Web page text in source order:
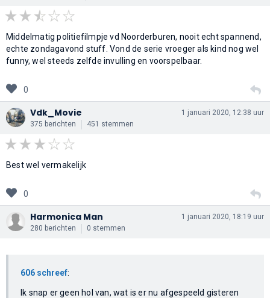
Middelmatig politiefilmpje vd Noorderburen, nooit echt spannend,
echte zondagavond stuff. Vond de serie vroeger als kind nog wel
funny, wel steeds zelfde invulling en voorspelbaar.
0
Vdk_Movie
375 berichten 451 stemmen
1 januari 2020, 12:38 uur
Best wel vermakelijk
0
Harmonica Man
280 berichten 0 stemmen
1 januari 2020, 18:19 uur
606 schreef:
Ik snap er geen hol van, wat is er nu afgespeeld gisteren